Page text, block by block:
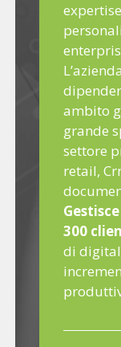
ambito
grande
settore
retail,
300
di